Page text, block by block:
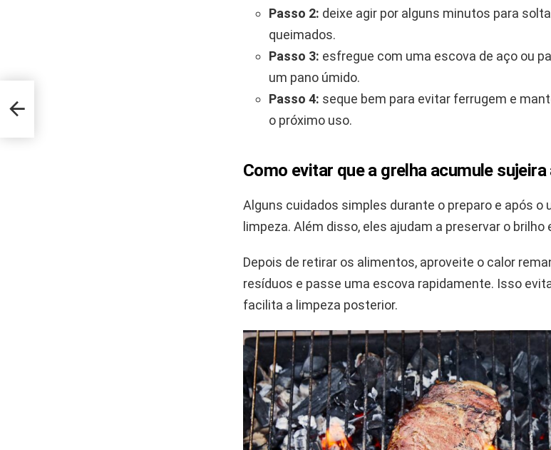
Passo 2: deixe agir por alguns minutos para
queimados.
Passo 3: esfregue com uma escova de aço ou
um pano úmido.
Passo 4: seque bem para evitar ferrugem e
o próximo uso.
Como evitar que a grelha acumule
Alguns cuidados simples durante o preparo e após o
limpeza. Além disso, eles ajudam a preservar o
Depois de retirar os alimentos, aproveite o calor
resíduos e passe uma escova rapidamente. Isso
facilita a limpeza posterior.